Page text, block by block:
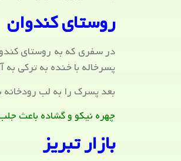
روستای کندوان
در سفری که به روستای
پسرخاله با خنده به ترکی
بعد پسرک را به لب
چهره نیکو و گشاده باعث
بازار تبریز